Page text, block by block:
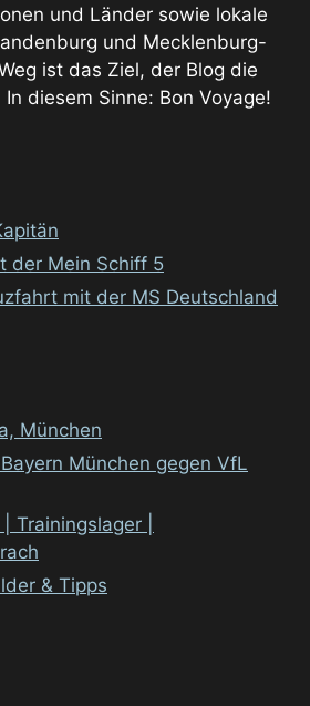
und Länder sowie lokale
und Mecklenburg-
ist das Ziel, der Blog die
diesem Sinne: Bon Voyage!
der Mein Schiff 5
mit der MS Deutschland
München
München gegen VfL
Trainingslager |
& Tipps